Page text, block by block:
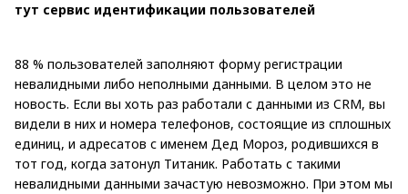
тут сервис идентификации пользователей
88 % пользователей заполняют форму регистрации
невалидными либо неполными данными. В целом это не
новость. Если вы хоть раз работали с данными из CRM, вы
видели в них и номера телефонов, состоящие из сплошных
единиц, и адресатов с именем Дед Мороз, родившихся в
тот год, когда затонул Титаник. Работать с такими
невалидными данными зачастую невозможно. При этом мы